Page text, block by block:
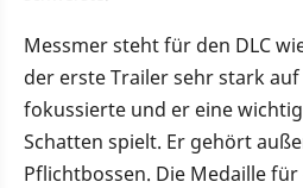
Messmer steht für den DLC
der erste Trailer sehr stark auf
fokussierte und er eine
Schatten spielt. Er gehört
Pflichtbossen. Die Medaille